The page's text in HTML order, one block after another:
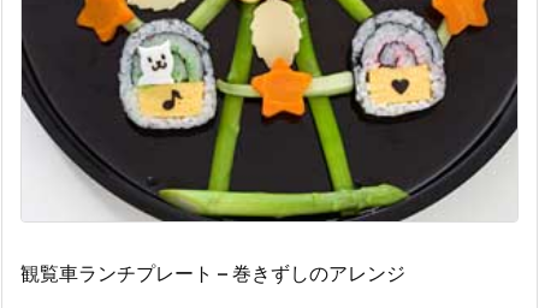
観覧車ランチプレート – 巻きずしのアレンジ